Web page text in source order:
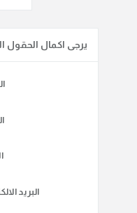
يرجى اكمال الحقول
البريد